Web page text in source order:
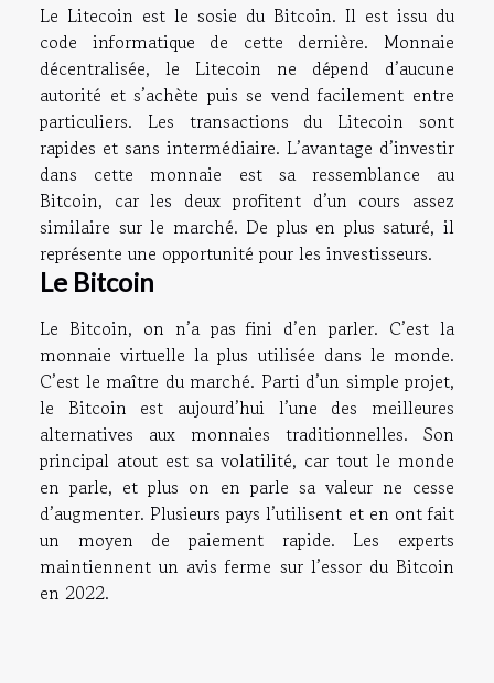
Le Litecoin est le sosie du Bitcoin. Il est issu du
code informatique de cette dernière. Monnaie
décentralisée, le Litecoin ne dépend d’aucune
autorité et s’achète puis se vend facilement entre
particuliers. Les transactions du Litecoin sont
rapides et sans intermédiaire. L’avantage d’investir
dans cette monnaie est sa ressemblance au
Bitcoin, car les deux profitent d’un cours assez
similaire sur le marché. De plus en plus saturé, il
représente une opportunité pour les investisseurs.
Le Bitcoin
Le Bitcoin, on n’a pas fini d’en parler. C’est la
monnaie virtuelle la plus utilisée dans le monde.
C’est le maître du marché. Parti d’un simple projet,
le Bitcoin est aujourd’hui l’une des meilleures
alternatives aux monnaies traditionnelles. Son
principal atout est sa volatilité, car tout le monde
en parle, et plus on en parle sa valeur ne cesse
d’augmenter. Plusieurs pays l’utilisent et en ont fait
un moyen de paiement rapide. Les experts
maintiennent un avis ferme sur l’essor du Bitcoin
en 2022.